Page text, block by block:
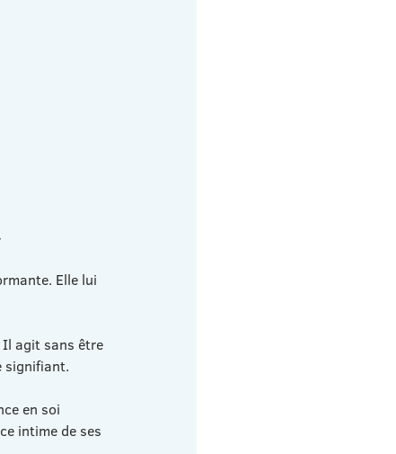
Elle lui
Il agit sans être
signifiant.
en soi
intime de ses